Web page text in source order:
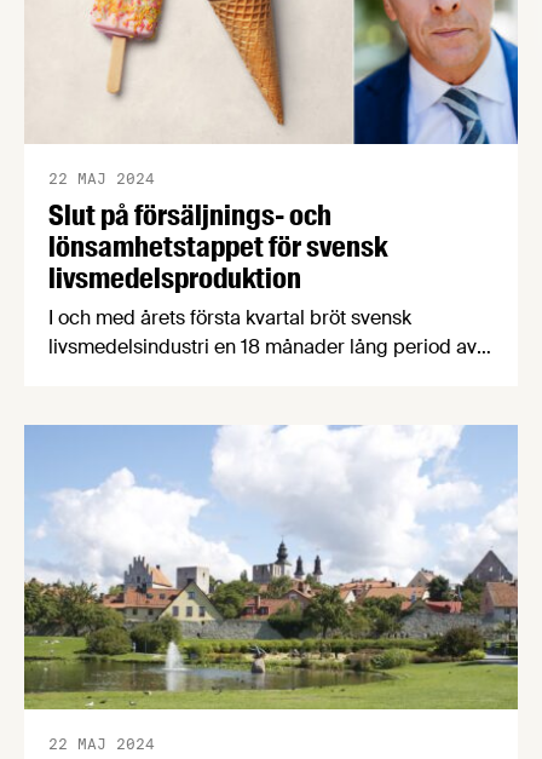
Slut på försäljnings- och
lönsamhetstappet för svensk
livsmedelsproduktion
22 MAJ 2024
I och med årets första kvartal bröt svensk
livsmedelsindustri en 18 månader lång period av
kronan får tre av fyra företag att längta efter euron
och EMV-expansionen blir en dubbelsmäll för
producenterna, det är några av nyheterna i
Livsmedelsföretagens konjunkturbrev för Q1 2024
som även bjuder på en närstudie av den svenska
glassindustrin.
22 MAJ 2024